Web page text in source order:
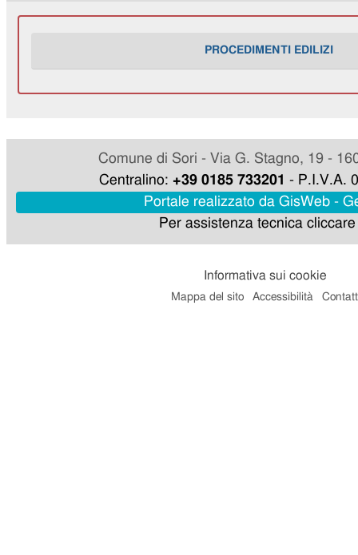
PROCEDIMENTI EDILIZI
Comune di Sori - Via G. Stagno, 19 -
Centralino: +39 0185 733201 - P.I.V.A.
Portale realizzato da GisWeb -
Per assistenza tecnica
Informativa sui cookie
Mappa del sito Accessibilità